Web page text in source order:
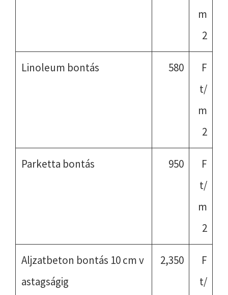
m
2
Linoleum bontás 580
F
t/
m
2
Parketta bontás 950
F
t/
m
2
Aljzatbeton bontás 10 cm v
astagságig
2,350
F
t/